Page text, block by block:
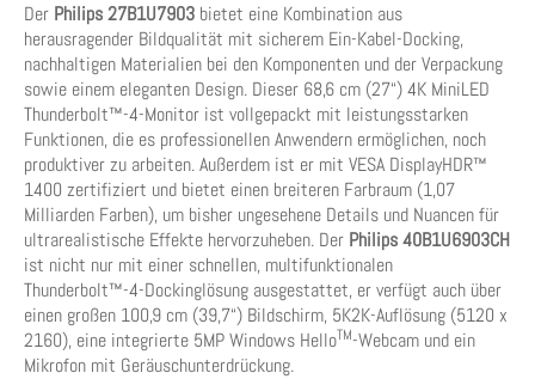
Der Philips 27B1U7903 bietet eine Kombination aus
herausragender Bildqualität mit sicherem Ein-Kabel-Docking,
nachhaltigen Materialien bei den Komponenten und der Verpackung
sowie einem eleganten Design. Dieser 68,6 cm (27“) 4K MiniLED
Thunderbolt™-4-Monitor ist vollgepackt mit leistungsstarken
Funktionen, die es professionellen Anwendern ermöglichen, noch
produktiver zu arbeiten. Außerdem ist er mit VESA DisplayHDR™
1400 zertifiziert und bietet einen breiteren Farbraum (1,07
Milliarden Farben), um bisher ungesehene Details und Nuancen für
ultrarealistische Effekte hervorzuheben. Der Philips40B1U6903CH
ist nicht nur mit einer schnellen, multifunktionalen
Thunderbolt™-4-Dockinglösung ausgestattet, er verfügt auch über
einen großen 100,9 cm (39,7“) Bildschirm, 5K2K-Auflösung (5120 x
2160), eine integrierte 5MP Windows HelloTM-Webcam und ein
Mikrofon mit Geräuschunterdrückung.